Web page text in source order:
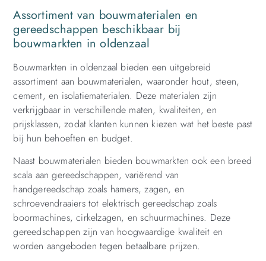
Assortiment van bouwmaterialen en
gereedschappen beschikbaar bij
bouwmarkten in oldenzaal
Bouwmarkten in oldenzaal bieden een uitgebreid
assortiment aan bouwmaterialen, waaronder hout, steen,
cement, en isolatiematerialen. Deze materialen zijn
verkrijgbaar in verschillende maten, kwaliteiten, en
prijsklassen, zodat klanten kunnen kiezen wat het beste past
bij hun behoeften en budget.
Naast bouwmaterialen bieden bouwmarkten ook een breed
scala aan gereedschappen, variërend van
handgereedschap zoals hamers, zagen, en
schroevendraaiers tot elektrisch gereedschap zoals
boormachines, cirkelzagen, en schuurmachines. Deze
gereedschappen zijn van hoogwaardige kwaliteit en
worden aangeboden tegen betaalbare prijzen.